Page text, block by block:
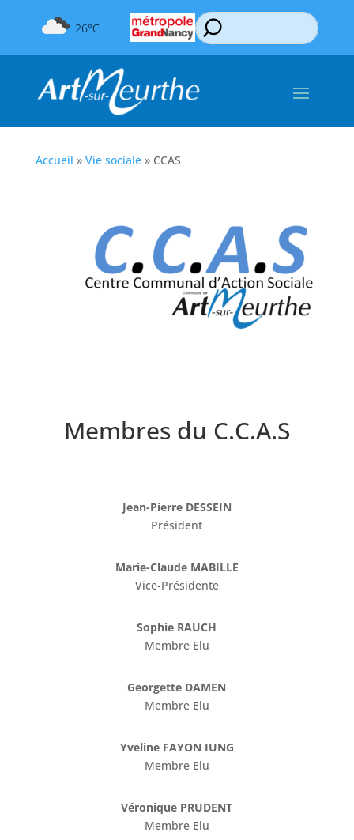
26°C
Accueil » Vie sociale» CCAS
Membres du C.C.A.S
Jean-Pierre DESSEIN
Président
Marie-Claude MABILLE
Vice-Présidente
Sophie RAUCH
Membre Elu
Georgette DAMEN
Membre Elu
Yveline FAYON IUNG
Membre Elu
Véronique PRUDENT
Membre Elu